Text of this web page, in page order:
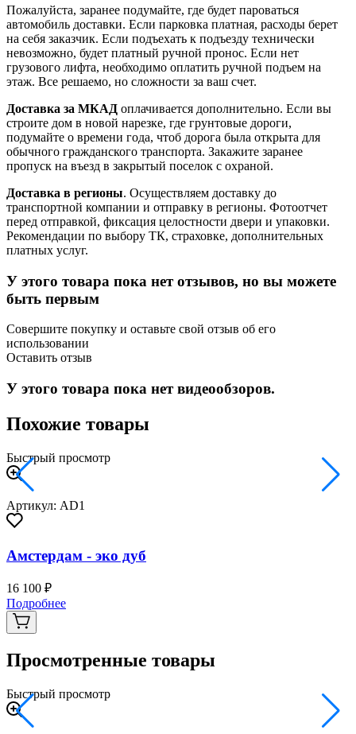
Пожалуйста, заранее подумайте, где будет пароваться
автомобиль доставки. Если парковка платная, расходы берет
на себя заказчик. Если подъехать к подъезду технически
невозможно, будет платный ручной пронос. Если нет
грузового лифта, необходимо оплатить ручной подъем на
этаж. Все решаемо, но сложности за ваш счет.
Доставка за МКАД оплачивается дополнительно. Если вы
строите дом в новой нарезке, где грунтовые дороги,
подумайте о времени года, чтоб дорога была открыта для
обычного гражданского транспорта. Закажите заранее
пропуск на въезд в закрытый поселок с охраной.
Доставка в регионы. Осуществляем доставку до
транспортной компании и отправку в регионы. Фотоотчет
перед отправкой, фиксация целостности двери и упаковки.
Рекомендации по выбору ТК, страховке, дополнительных
платных услуг.
У этого товара пока нет отзывов, но вы можете
быть первым
Совершите покупку и оставьте свой отзыв об его
использовании
Оставить отзыв
У этого товара пока нет видеообзоров.
Похожие товары
Быстрый просмотр
Артикул: AD1
Амстердам - эко дуб
16 100 ₽
Подробнее
Просмотренные товары
Быстрый просмотр